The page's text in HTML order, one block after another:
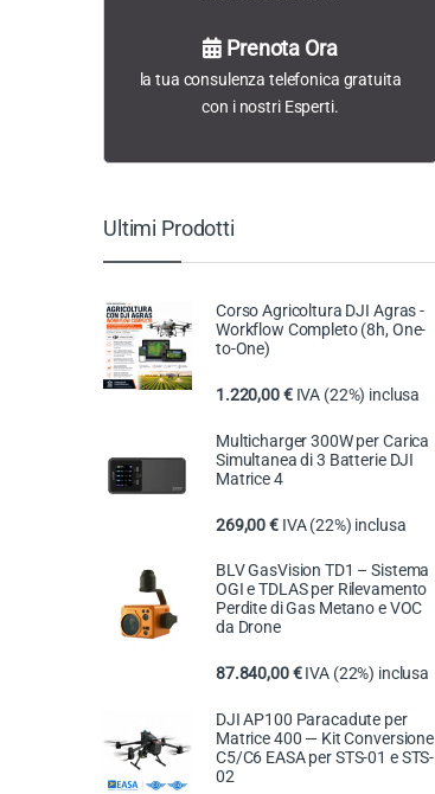
Prenota Ora
la tua consulenza telefonica gratuita
con i nostri Esperti.
Ultimi Prodotti
Corso Agricoltura DJI Agras -
Workflow Completo (8h, One-
to-One)
1.220,00€ IVA (22%) inclusa
Multicharger 300W per Carica
Simultanea di 3 Batterie DJI
Matrice 4
269,00€ IVA (22%) inclusa
BLV GasVision TD1 – Sistema
OGI e TDLAS per Rilevamento
Perdite di Gas Metano e VOC
da Drone
87.840,00€ IVA (22%) inclusa
DJI AP100 Paracadute per
Matrice 400 — Kit Conversione
C5/C6 EASA per STS-01 e STS-
02